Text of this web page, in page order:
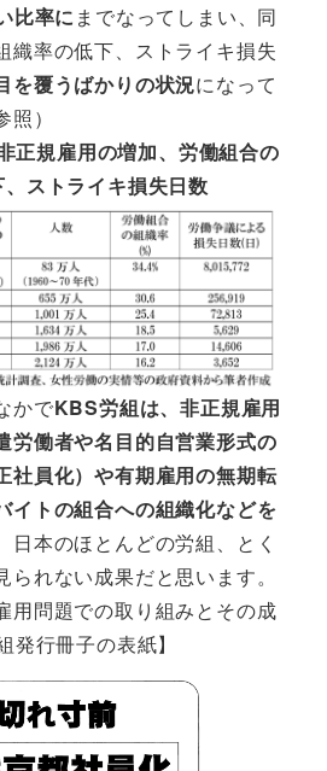
比率に までなってしまい、同
織率の低下、ストライキ損失
を覆うばかりの状況になって
）
正規雇用の増加、労働組合の
ストライキ損失日数
かでKBS労組は、非正規雇用
労働者や名目的自営業形式の
社員化）や有期雇用の無期転
イトの組合への組織化などを
日本のほとんどの労組、とく
れない成果だと思います。
用問題での取り組みとその成
行冊子の表紙】